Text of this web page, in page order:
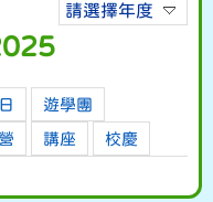
請選擇年度
遊學團
講座 校慶